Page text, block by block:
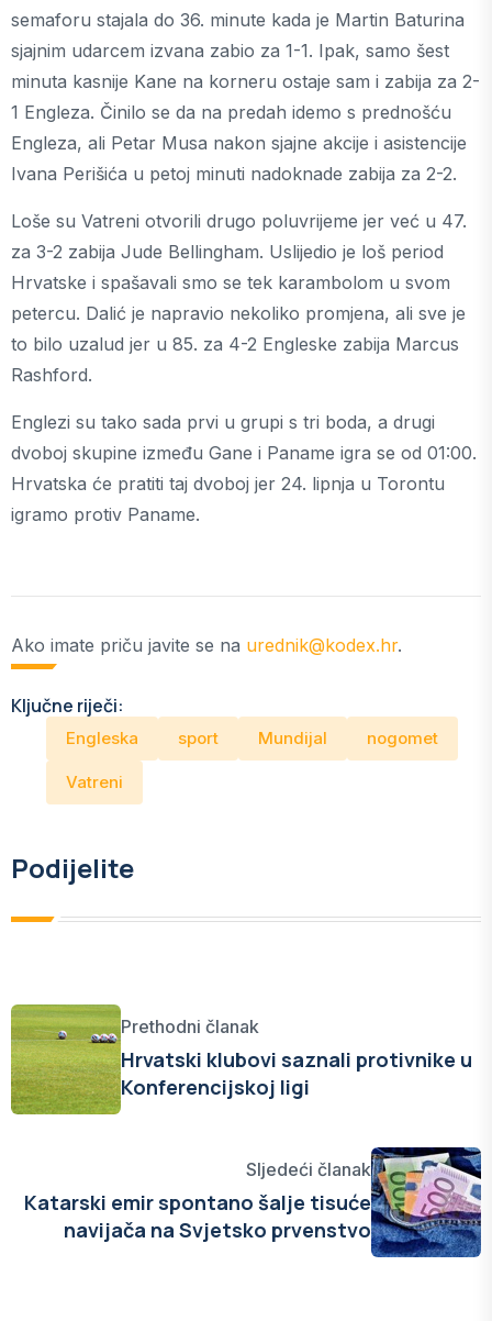
semaforu stajala do 36. minute kada je Martin Baturina
sjajnim udarcem izvana zabio za 1-1. Ipak, samo šest
minuta kasnije Kane na korneru ostaje sam i zabija za 2-
1 Engleza. Činilo se da na predah idemo s prednošću
Engleza, ali Petar Musa nakon sjajne akcije i asistencije
Ivana Perišića u petoj minuti nadoknade zabija za 2-2.
Loše su Vatreni otvorili drugo poluvrijeme jer već u 47.
za 3-2 zabija Jude Bellingham. Uslijedio je loš period
Hrvatske i spašavali smo se tek karambolom u svom
petercu. Dalić je napravio nekoliko promjena, ali sve je
to bilo uzalud jer u 85. za 4-2 Engleske zabija Marcus
Rashford.
Englezi su tako sada prvi u grupi s tri boda, a drugi
dvoboj skupine između Gane i Paname igra se od 01:00.
Hrvatska će pratiti taj dvoboj jer 24. lipnja u Torontu
igramo protiv Paname.
Ako imate priču javite se na urednik@kodex.hr.
Ključne riječi:
Engleska sport Mundijal nogomet
Vatreni
Podijelite
Prethodni članak
Hrvatski klubovi saznali protivnike u
Konferencijskoj ligi
Sljedeći članak
Katarski emir spontano šalje tisuće
navijača na Svjetsko prvenstvo